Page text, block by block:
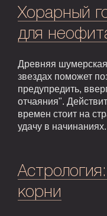
Хорарный
для
Древняя
звездах поможет
предупредить,
отчаяния".
времен стоит на
удачу в
корни